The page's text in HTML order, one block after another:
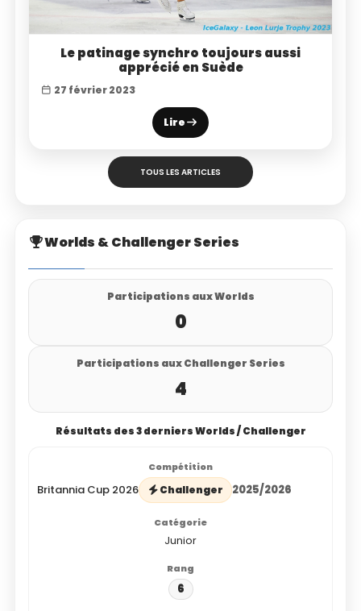
Le patinage synchro toujours aussi
apprécié en Suède
27 février 2023
Lire
TOUS LES ARTICLES
Worlds & Challenger Series
Participations aux Worlds
0
Participations aux Challenger Series
4
Résultats des 3 derniers Worlds / Challenger
Britannia Cup 2026 Challenger 2025/2026
Junior
6